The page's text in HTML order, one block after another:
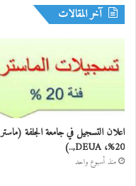
آخر المقالات
اعلان التسجيل في جامعة الجلفة (ماستر
20%، DEUA,..)
منذ أسبوع واحد